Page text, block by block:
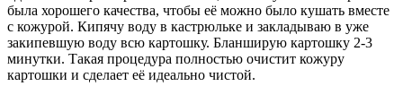
была хорошего качества, чтобы её можно было кушать вместе
с кожурой. Кипячу воду в кастрюльке и закладываю в уже
закипевшую воду всю картошку. Бланширую картошку 2-3
минутки. Такая процедура полностью очистит кожуру
картошки и сделает её идеально чистой.